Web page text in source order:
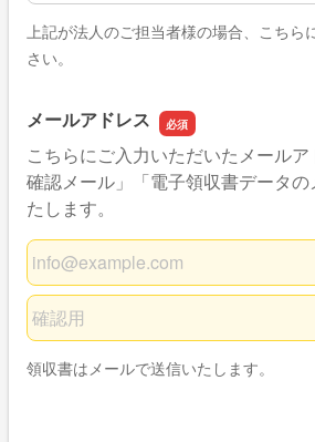
上記が法人のご担当者様の場合、こちら
さい。
メールアドレス
こちらにご入力いただいたメール
確認メール」「電子領収書データ
たします。
メールアドレス
メールアドレスの確認用
領収書はメールで送信いたします。